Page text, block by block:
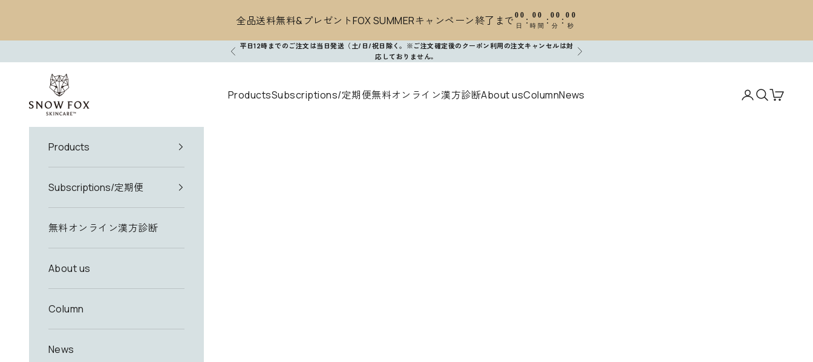
全品送料無料&プレゼントFOX SUMMERキャンペーン終了まで00
日
: 00
時間
: 00
分
: 00
秒
前へ
平日12時までのご注文は当日発送（土/日/祝日除く。※ご注文確定後のクーポン利用の注文キャンセルは対
応しておりません。
次へ
SNOW FOX SKINCARE
ProductsSubscriptions/定期便無料オンライン漢方診断About usColumnNews アカウントペ
検索を開く
カートを
Products
Subscriptions/定期便
無料オンライン漢方診断
About us
Column
News